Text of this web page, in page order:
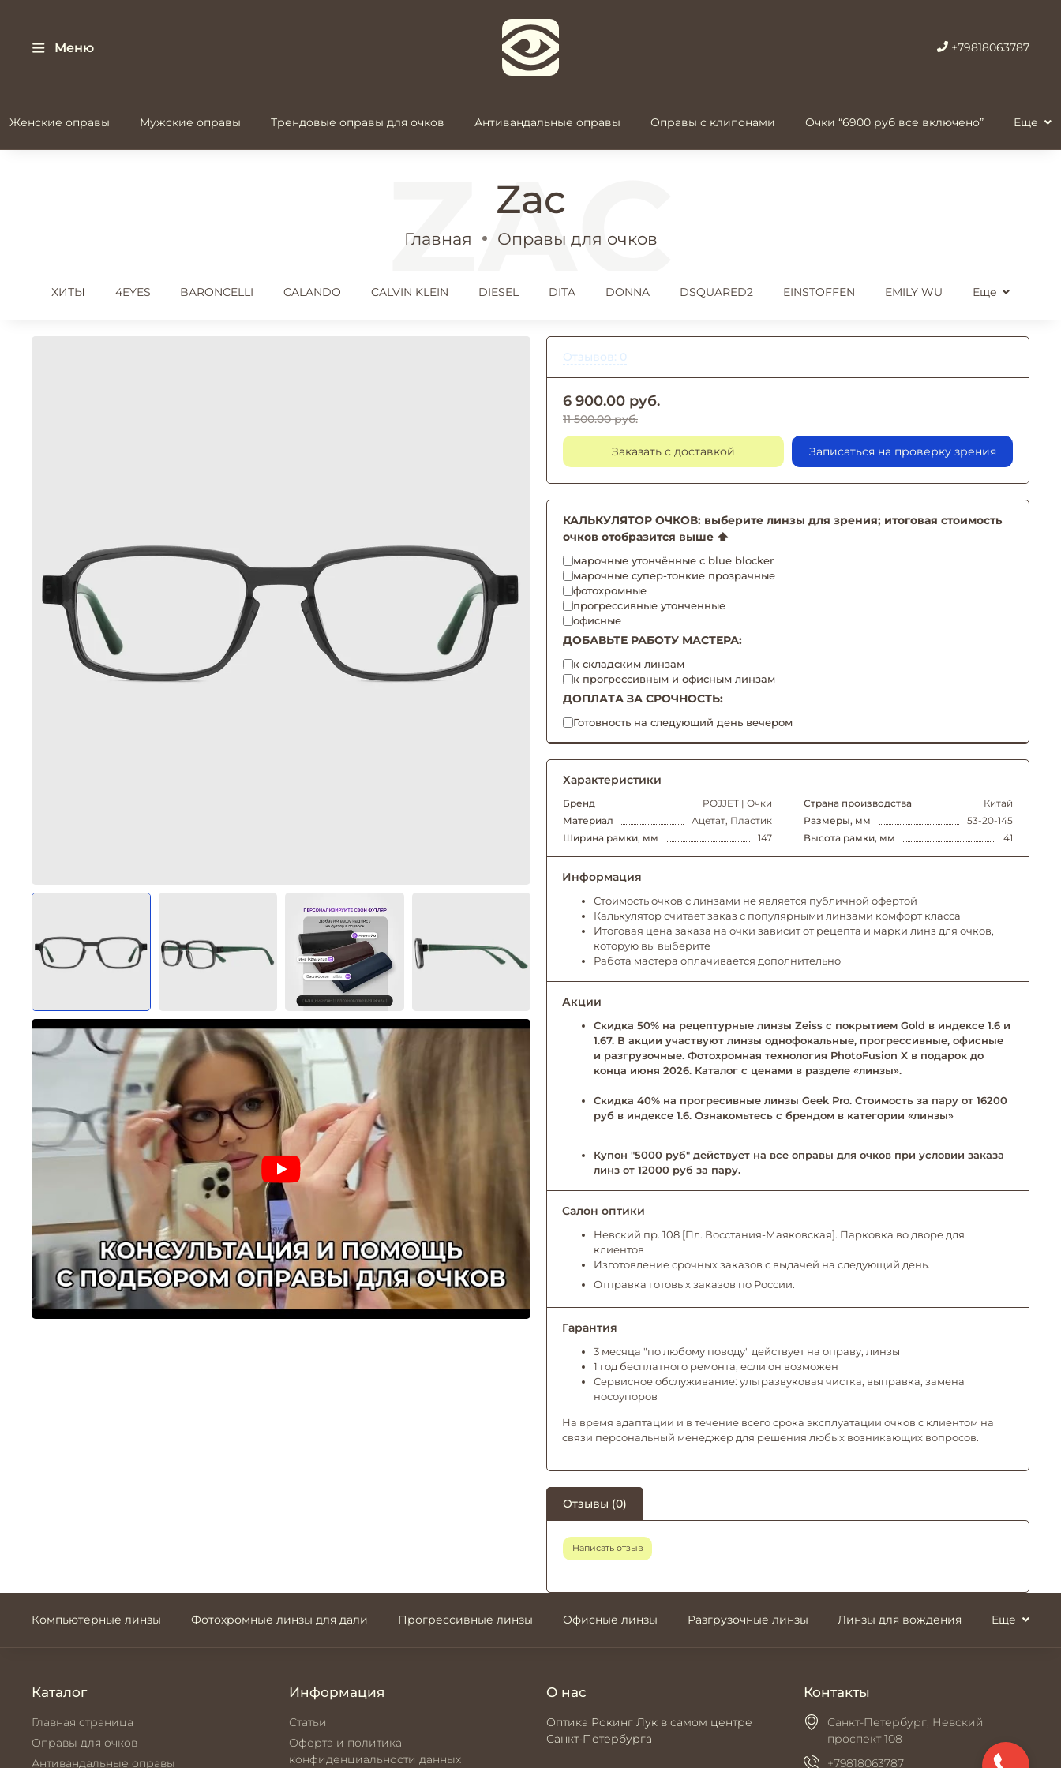
Меню +79818063787
Женские оправы Мужские оправы Трендовые оправы для очков Антивандальные оправы Оправы с клипонами Очки “6900 руб все включено” Еще
Zac
Главная Оправы для очков
ХИТЫ 4EYES BARONCELLI CALANDO CALVIN KLEIN DIESEL DITA DONNA DSQUARED2 EINSTOFFEN EMILY WU Еще
Отзывов: 0
6 900.00 руб.
11 500.00 руб.
Заказать с доставкой Записаться на проверку зрения
КАЛЬКУЛЯТОР ОЧКОВ: выберите линзы для зрения; итоговая стоимость
очков отобразится выше ⬆️
марочные утончённые с blue blocker
марочные супер-тонкие прозрачные
фотохромные
прогрессивные утонченные
офисные
ДОБАВЬТЕ РАБОТУ МАСТЕРА:
к складским линзам
к прогрессивным и офисным линзам
ДОПЛАТА ЗА СРОЧНОСТЬ:
Готовность на следующий день вечером
Характеристики
Бренд POJJET | Очки Страна производства
Китай
Материал
Ацетат, Пластик Размеры, мм
53-20-145
Ширина рамки, мм
147 Высота рамки, мм 41
Информация
Стоимость очков с линзами не является публичной офертой
Калькулятор считает заказ с популярными линзами комфорт класса
Итоговая цена заказа на очки зависит от рецепта и марки линз для очков,
которую вы выберите
Работа мастера оплачивается дополнительно
Акции
Скидка 50% на рецептурные линзы Zeiss с покрытием Gold в индексе 1.6 и
1.67. В акции участвуют линзы однофокальные, прогрессивные, офисные
и разгрузочные. Фотохромная технология PhotoFusion X в подарок до
конца июня 2026. Каталог с ценами в разделе «линзы».
Скидка 40% на прогресивные линзы Geek Pro. Стоимость за пару от 16200
руб в индексе 1.6. Ознакомьтесь с брендом в категории «линзы»
Купон "5000 руб" действует на все оправы для очков при условии заказа
линз от 12000 руб за пару.
Салон оптики
Невский пр. 108 [Пл. Восстания-Маяковская]. Парковка во дворе для
клиентов
Изготовление срочных заказов с выдачей на следующий день.
Отправка готовых заказов по России.
Гарантия
3 месяца "по любому поводу" действует на оправу, линзы
1 год бесплатного ремонта, если он возможен
Сервисное обслуживание: ультразвуковая чистка, выправка, замена
носоупоров
На время адаптации и в течение всего срока эксплуатации очков с клиентом на
связи персональный менеджер для решения любых возникающих вопросов.
Отзывы (0)
Написать отзыв
Компьютерные линзы Фотохромные линзы для дали Прогрессивные линзы Офисные линзы Разгрузочные линзы Линзы для вождения Еще
Каталог
Главная страница
Оправы для очков
Антивандальные оправы
Информация
Статьи
Оферта и политика
конфиденциальности данных
О нас
Оптика Рокинг Лук в самом центре
Санкт-Петербурга
Контакты
Санкт-Петербург, Невский
проспект 108
+79818063787